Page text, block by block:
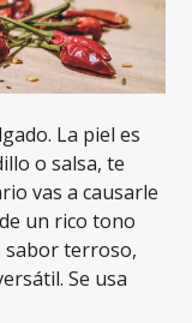
La piel es
o salsa, te
vas a causarle
un rico tono
sabor terroso,
Se usa